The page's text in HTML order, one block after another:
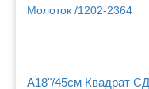
A18"/45см Квадрат